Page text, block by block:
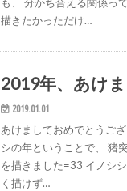
描きたかっただけ…
2019年、あけ
2019.01.01
あけましておめでとうご
シの年ということで、 猪
を描きました=33 イノシ
く描けず…